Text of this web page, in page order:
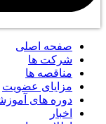
صفحه اصلی
شرکت ها
مناقصه ها
مزایای عضویت
دوره های
اخبار